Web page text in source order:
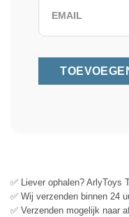
✅ Liever ophalen? ArlyToys
✅ Wij verzenden binnen 24
✅ Verzenden mogelijk naar